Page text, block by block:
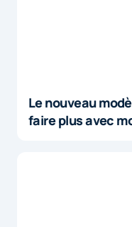
Le nouveau
faire plus avec